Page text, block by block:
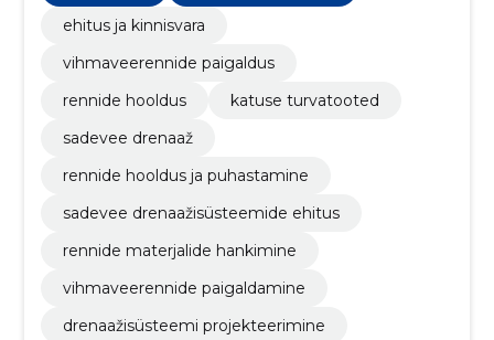
ehitus ja kinnisvara
vihmaveerennide paigaldus
rennide hooldus
katuse turvatooted
sadevee drenaaž
rennide hooldus ja puhastamine
sadevee drenaažisüsteemide ehitus
rennide materjalide hankimine
vihmaveerennide paigaldamine
drenaažisüsteemi projekteerimine